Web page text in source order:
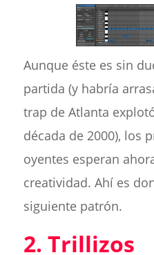
Aunque éste es sin
partida (y habría
trap de Atlanta
década de 2000), los
oyentes esperan
creatividad. Ahí es
siguiente patrón.
2. Trillizos